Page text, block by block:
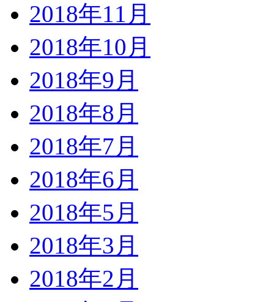
2018年11月
2018年10月
2018年9月
2018年8月
2018年7月
2018年6月
2018年5月
2018年3月
2018年2月